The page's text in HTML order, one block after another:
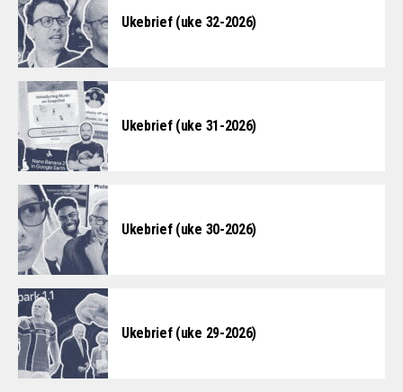
Ukebrief (uke 32-2026)
Ukebrief (uke 31-2026)
Ukebrief (uke 30-2026)
Ukebrief (uke 29-2026)